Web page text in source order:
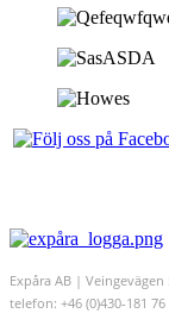
Expåra AB |
telefon: +46 (0)430-181